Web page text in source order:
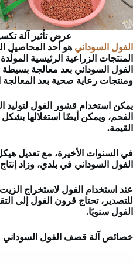
عرض تأثير آلة
الفول السوداني هو أحد المحاصيل
المنتجات الزراعية الرئيسية
الفول السوداني بعد معالجة
ومنتجات رعاية صحية بعد المعالجة
يمكن استخدام قشور الفول لتوليد
الفحم، ويمكن أيضًا استغلالها
القيمة.
في السنوات الأخيرة، مع تعديل
الفول السوداني في بلدي، وزاد
عند استخدام الفول لاستخراج
للتصدير، تحتاج قرون الفول إلى
الفول سنويًا.
خصائص آلة قصف الفول السوداني